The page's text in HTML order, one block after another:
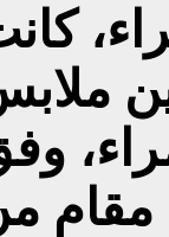
مقام